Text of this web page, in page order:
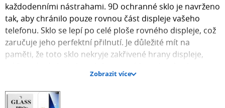
každodenními nástrahami. 9D ochranné sklo je navrženo
tak, aby chránilo pouze rovnou část displeje vašeho
telefonu. Sklo se lepí po celé ploše rovného displeje, což
zaručuje jeho perfektní přilnutí. Je důležité mít na
paměti, že toto sklo nekryje zakřivené hrany displeje,
ochrana se vztahuje pouze na rovné části. Návod na
aplikaci ochranného skla Instalace ochranného skla je
jednoduchá a rychlá. Displej důkladně očistěte
Zobrazit více